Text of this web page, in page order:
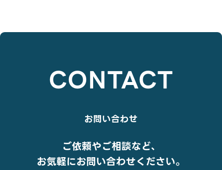
CONTACT
お問い合わせ
ご依頼やご相談など、
お気軽にお問い合わせください。